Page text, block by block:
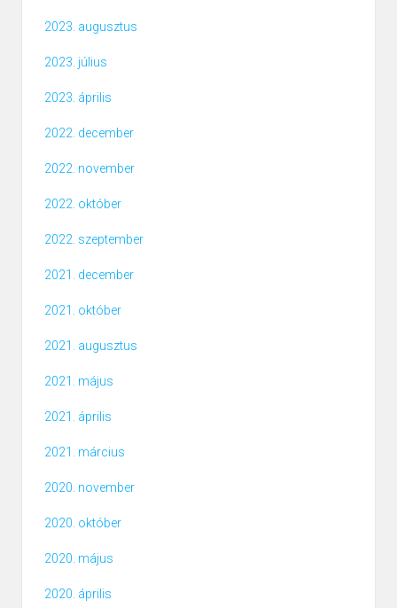
2023. augusztus
2023. július
2023. április
2022. december
2022. november
2022. október
2022. szeptember
2021. december
2021. október
2021. augusztus
2021. május
2021. április
2021. március
2020. november
2020. október
2020. május
2020. április